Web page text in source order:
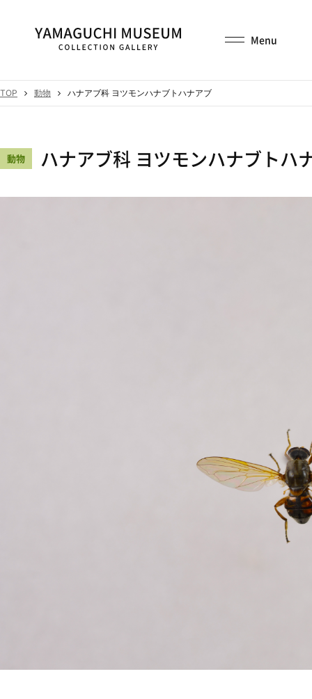
TOP 動物 ハナアブ科 ヨツモンハナブトハナアブ
動物 ハナアブ科 ヨツモンハナブトハ